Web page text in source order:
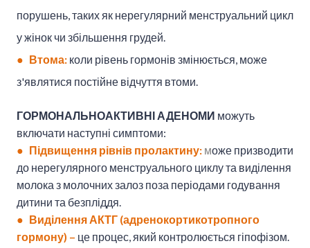
порушень, таких як нерегулярний менструальний цикл
у жінок чи збільшення грудей.
● Втома: коли рівень гормонів змінюється, може
з'являтися постійне відчуття втоми.
ГОРМОНАЛЬНОАКТИВНІ АДЕНОМИ можуть
включати наступні симптоми:
● Підвищення рівнів пролактину: може призводити
до нерегулярного менструального циклу та виділення
молока з молочних залоз поза періодами годування
дитини та безпліддя.
● Виділення АКТГ (адренокортикотропного
гормону) – це процес, який контролюється гіпофізом.